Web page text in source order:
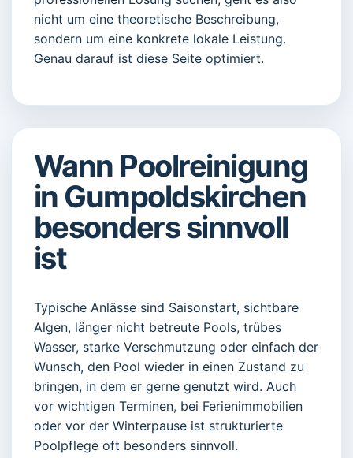
nicht um eine theoretische Beschreibung,
sondern um eine konkrete lokale Leistung.
Genau darauf ist diese Seite optimiert.
Wann Poolreinigung
in Gumpoldskirchen
besonders sinnvoll
ist
Typische Anlässe sind Saisonstart, sichtbare
Algen, länger nicht betreute Pools, trübes
Wasser, starke Verschmutzung oder einfach der
Wunsch, den Pool wieder in einen Zustand zu
bringen, in dem er gerne genutzt wird. Auch
vor wichtigen Terminen, bei Ferienimmobilien
oder vor der Winterpause ist strukturierte
Poolpflege oft besonders sinnvoll.